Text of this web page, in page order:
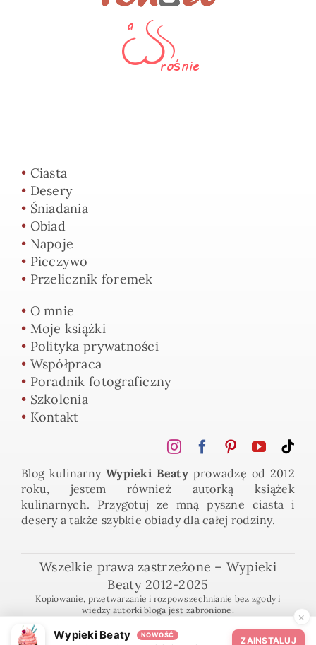
• Ciasta
• Desery
• Śniadania
• Obiad
• Napoje
• Pieczywo
• Przelicznik foremek
• O mnie
• Moje książki
• Polityka prywatności
• Współpraca
• Poradnik fotograficzny
• Szkolenia
• Kontakt
Blog kulinarny Wypieki Beaty prowadzę od 2012
roku, jestem również autorką książek
kulinarnych. Przygotuj ze mną pyszne ciasta i
desery a także szybkie obiady dla całej rodziny.
Wszelkie prawa zastrzeżone – Wypieki
Beaty 2012-2025
Kopiowanie, przetwarzanie i rozpowszechnianie bez zgody i
wiedzy autorki bloga jest zabronione.
×
Wypieki Beaty NOWOŚĆ
ZAINSTALUJ